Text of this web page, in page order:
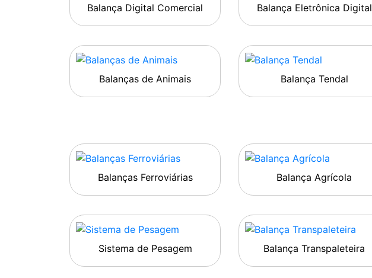
Balança Digital Comercial Balança Eletrônica Digital
Balanças de Animais
Balança Tendal
Balanças Ferroviárias Balança Agrícola
Sistema de Pesagem Balança Transpaleteira